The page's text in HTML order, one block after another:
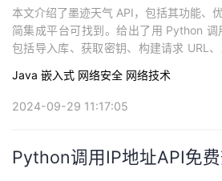
学
堂
我
课
的
我
持
我
的
术
我
云
本文介绍了墨迹天气 API，包括其功能、
简集成平台可找到。给出了用 Python 调
包括导入库、获取密钥、构建请求 URL
Java 嵌入式 网络安全 网络技术
2024-09-29 11:17:05
Python调用IP地址API免